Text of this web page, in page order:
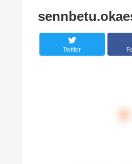
Twitter